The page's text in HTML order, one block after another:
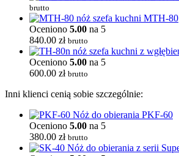
brutto
MTH-80
Oceniono 5.00 na 5
840.00 zł brutto
Oceniono 5.00 na 5
600.00 zł brutto
Inni klienci cenią sobie szczególnie:
PKF-60
Oceniono 5.00 na 5
380.00 zł brutto